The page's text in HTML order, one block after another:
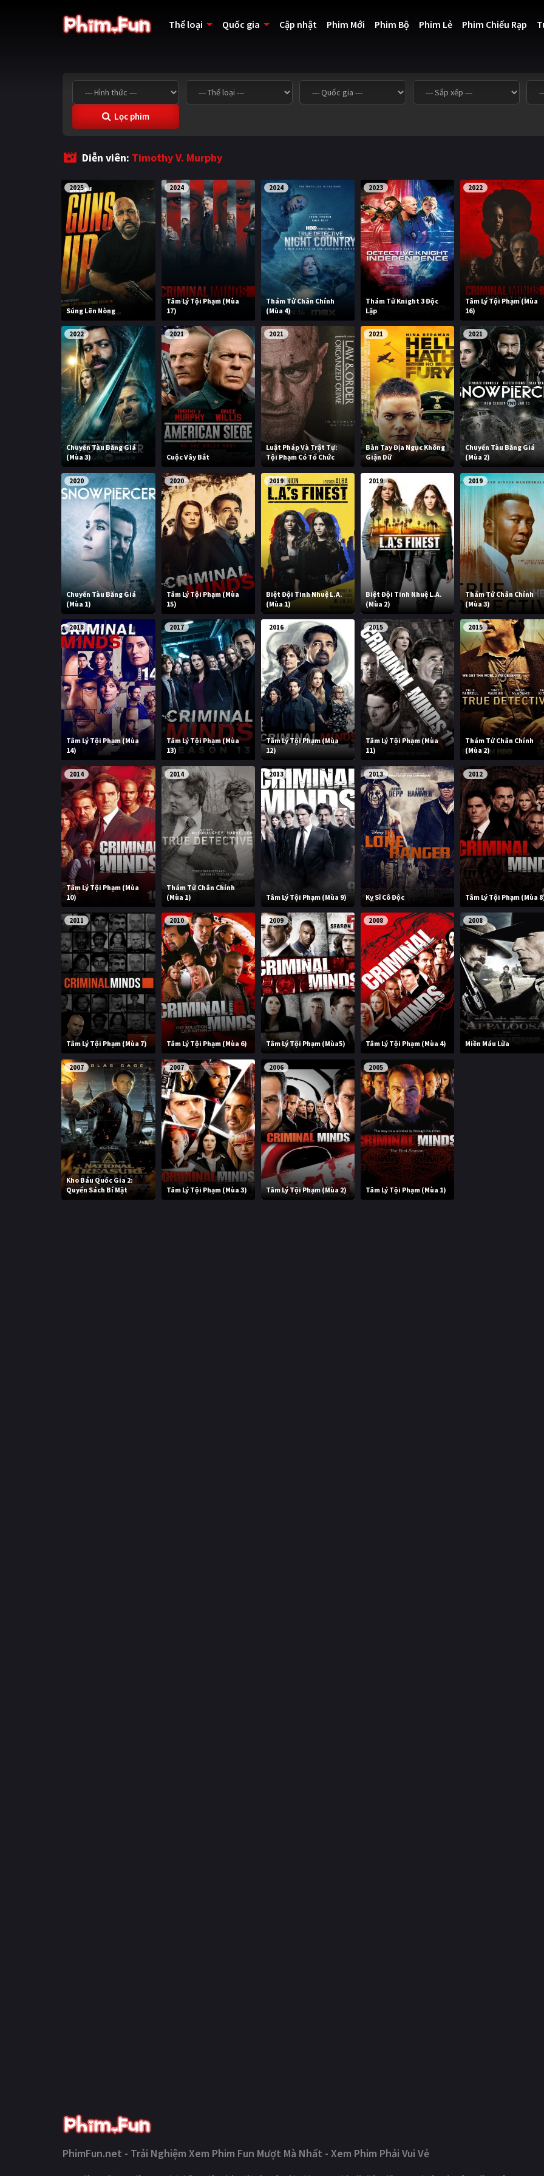
Thể loại Quốc gia Cập nhật Phim Mới Phim Bộ Phim Lẻ Phim Chiếu Rạp
Lọc phim
Diễn viên: Timothy V. Murphy
2025
Súng Lên Nòng
2024
Tâm Lý Tội Phạm (Mùa
17)
2024
Thám Tử Chân Chính
(Mùa 4)
2023
Thám Tử Knight 3 Độc
Lập
2022
Tâm Lý Tội Phạm (Mùa
16)
2022
Chuyến Tàu Băng Giá
(Mùa 3)
2021
Cuộc Vây Bắt
2021
Luật Pháp Và Trật Tự:
Tội Phạm Có Tổ Chức
2021
Bàn Tay Địa Ngục Không
Giận Dữ
2021
Chuyến Tàu Băng Giá
(Mùa 2)
2020
Chuyến Tàu Băng Giá
(Mùa 1)
2020
Tâm Lý Tội Phạm (Mùa
15)
2019
Biệt Đội Tinh Nhuệ L.A.
(Mùa 1)
2019
Biệt Đội Tinh Nhuệ L.A.
(Mùa 2)
2019
Thám Tử Chân Chính
(Mùa 3)
2018
Tâm Lý Tội Phạm (Mùa
14)
2017
Tâm Lý Tội Phạm (Mùa
13)
2016
Tâm Lý Tội Phạm (Mùa
12)
2015
Tâm Lý Tội Phạm (Mùa
11)
2015
Thám Tử Chân Chính
(Mùa 2)
2014
Tâm Lý Tội Phạm (Mùa
10)
2014
Thám Tử Chân Chính
(Mùa 1)
2013
Tâm Lý Tội Phạm (Mùa 9)
2013
Kỵ Sĩ Cô Độc
2012
Tâm Lý Tội Phạm (Mùa
2011
Tâm Lý Tội Phạm (Mùa 7)
2010
Tâm Lý Tội Phạm (Mùa 6)
2009
Tâm Lý Tội Phạm (Mùa5)
2008
Tâm Lý Tội Phạm (Mùa 4)
2008
Miền Máu Lửa
2007
Kho Báu Quốc Gia 2:
Quyển Sách Bí Mật
2007
Tâm Lý Tội Phạm (Mùa 3)
2006
Tâm Lý Tội Phạm (Mùa 2)
2005
Tâm Lý Tội Phạm (Mùa 1)
PhimFun.net - Trải Nghiệm Xem Phim Fun Mượt Mà Nhất - Xem Phim Phải Vui Vẻ